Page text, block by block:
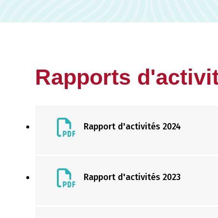
Rapports
Rapport d'activités 2024
Rapport d'activités 2023